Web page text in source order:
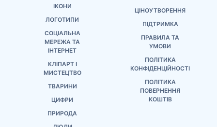
ІКОНИ
ЛОГОТИПИ
СОЦІАЛЬНА
МЕРЕЖА ТА
ІНТЕРНЕТ
КЛІПАРТ І
МИСТЕЦТВО
ТВАРИНИ
ЦИФРИ
ПРИРОДА
ЦІНОУТВОРЕННЯ
ПІДТРИМКА
ПРАВИЛА ТА
УМОВИ
ПОЛІТИКА
КОНФІДЕНЦІЙНОСТІ
ПОЛІТИКА
ПОВЕРНЕННЯ
КОШТІВ